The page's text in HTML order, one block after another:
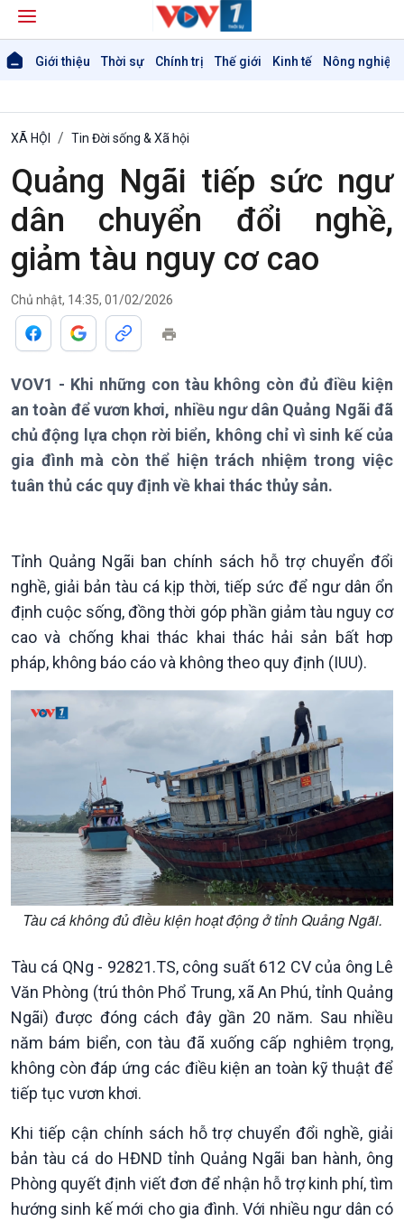
Giới thiệu Thời sự Chính trị Thế giới Kinh tế Nông nghiệp
Giới thiệu
Thời sự
Thời sự 6h
Thời sự 12h
Thời sự 21h30
Bản tin
Chuyên mục
Theo dòng Thời sự
Chính trị
Tin Chính trị
Chính phủ với người dân
Thế giới
Tin thế giới
Vấn đề quốc tế
XÃ HỘI Tin Đời sống & Xã hội
Quảng Ngãi tiếp sức ngư
dân chuyển đổi nghề,
giảm tàu nguy cơ cao
Chủ nhật, 14:35, 01/02/2026
VOV1 - Khi những con tàu không còn đủ điều kiện
an toàn để vươn khơi, nhiều ngư dân Quảng Ngãi đã
chủ động lựa chọn rời biển, không chỉ vì sinh kế của
gia đình mà còn thể hiện trách nhiệm trong việc
tuân thủ các quy định về khai thác thủy sản.
Tỉnh Quảng Ngãi ban chính sách hỗ trợ chuyển đổi
nghề, giải bản tàu cá kịp thời, tiếp sức để ngư dân ổn
định cuộc sống, đồng thời góp phần giảm tàu nguy cơ
cao và chống khai thác khai thác hải sản bất hơp
pháp, không báo cáo và không theo quy định (IUU).
Tàu cá không đủ điều kiện hoạt động ở tỉnh Quảng Ngãi.
Tàu cá QNg - 92821.TS, công suất 612 CV của ông Lê
Văn Phòng (trú thôn Phổ Trung, xã An Phú, tỉnh Quảng
Ngãi) được đóng cách đây gần 20 năm. Sau nhiều
năm bám biển, con tàu đã xuống cấp nghiêm trọng,
không còn đáp ứng các điều kiện an toàn kỹ thuật để
tiếp tục vươn khơi.
Khi tiếp cận chính sách hỗ trợ chuyển đổi nghề, giải
bản tàu cá do HĐND tỉnh Quảng Ngãi ban hành, ông
Phòng quyết định viết đơn để nhận hỗ trợ kinh phí, tìm
hướng sinh kế mới cho gia đình. Với nhiều ngư dân có